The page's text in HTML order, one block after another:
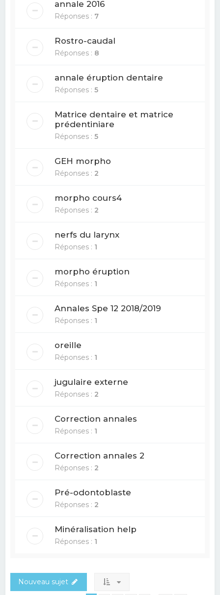
annale 2016
Réponses : 7
Rostro-caudal
Réponses : 8
annale éruption dentaire
Réponses :5
Matrice dentaire et matrice
prédentiniare
Réponses :5
GEH morpho
Réponses : 2
morpho cours4
Réponses : 2
nerfs du larynx
Réponses : 1
morpho éruption
Réponses : 1
Annales Spe 12 2018/2019
Réponses : 1
oreille
Réponses : 1
jugulaire externe
Réponses : 2
Correction annales
Réponses : 1
Correction annales 2
Réponses : 2
Pré-odontoblaste
Réponses : 2
Minéralisation help
Réponses : 1
Nouveau sujet